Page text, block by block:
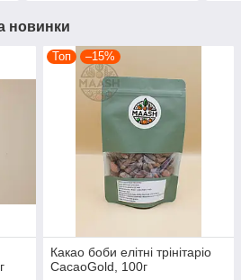
новинки
Топ –15%
Какао боби елітні трінітаріо
CacaoGold, 100г